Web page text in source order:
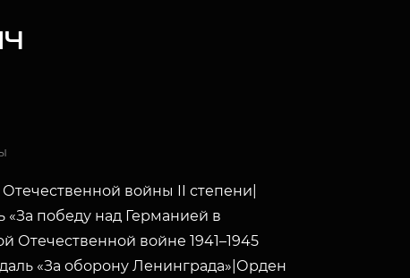
войны II степени|
«За победу над Германией в
Отечественной войне 1941–1945
«За оборону Ленинграда»|Орден